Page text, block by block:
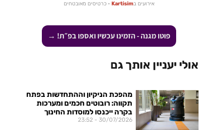
אירועים בKartisim · כרטיסים מאובטחים
פוטו מגנה - הזמינו עכשיו ואספו בפ״ת! →
אולי יעניין אותך גם
מהפכת הניקיון וההתחדשות בפתח
תקווה: רובוטים חכמים ומערכות
בקרה ייכנסו למוסדות החינוך
30/07/2026